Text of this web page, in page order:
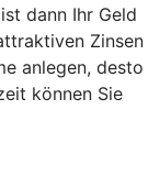
dann Ihr Geld
Zinsen
anlegen, desto
können Sie